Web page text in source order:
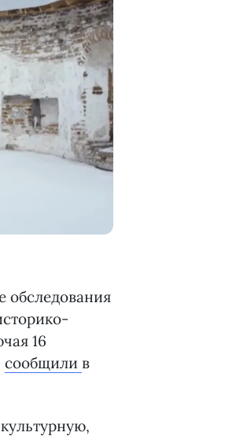
обследования
16
сообщили в